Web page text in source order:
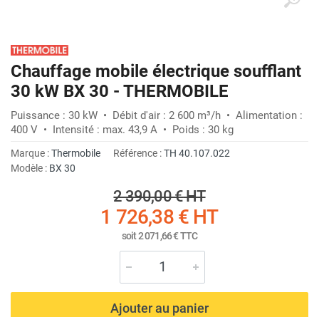
Chauffage mobile électrique soufflant
30 kW BX 30 - THERMOBILE
Puissance : 30 kW • Débit d'air : 2 600 m³/h • Alimentation :
400 V • Intensité : max. 43,9 A • Poids : 30 kg
Marque :Thermobile Référence :TH 40.107.022
Modèle : BX 30
2 390,00 €HT
1 726,38 € HT
soit2 071,66 €TTC
Ajouter au panier